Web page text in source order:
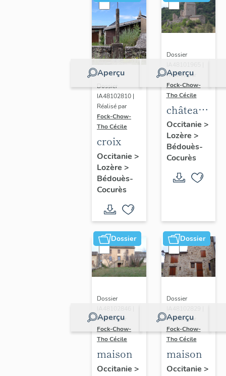
Aperçu
Dossier
IA48102810 |
Réalisé par
Fock-Chow-
Tho Cécile
croix
Occitanie >
Lozère >
Bédouès-
Cocurès
Aperçu
Dossier
Réalisé par
Fock-Chow-
Tho Cécile
château
du Miral
Occitanie >
Lozère >
Bédouès-
Cocurès
Dossier
Aperçu
Dossier
Réalisé par
Fock-Chow-
Tho Cécile
maison
Occitanie >
Dossier
Aperçu
Dossier
Réalisé par
Fock-Chow-
Tho Cécile
maison
Occitanie >